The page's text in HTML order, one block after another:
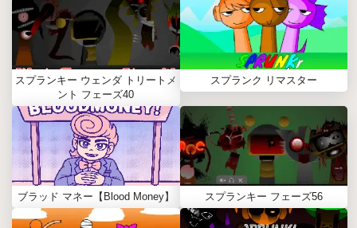
スプランキー ウェンダ トリートメ
ント フェーズ40
スプランク リマスター
ブラッド マネー【Blood Money】 スプランキー フェーズ56